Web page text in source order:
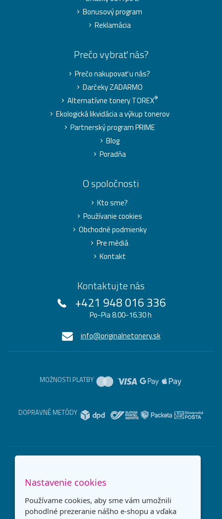
Bonusový program
Reklamácia
Prečo vybrať nás?
Prečo nakupovať u nás?
Darčeky ZADARMO
Alternatívne tonery TOREX®
Ekologická likvidácia a výkup tonerov
Partnerský program PRIME
Blog
Poradňa
O spoločnosti
Kto sme?
Používanie cookies
Obchodné podmienky
Pre médiá
Kontakt
Kontaktujte nás
+421 948 016 336
Po-Pia 8.00-16.30 h
info@originalnetonery.sk
MOŽNOSTI PLATBY
DOPRAVNÉ METÓDY
Nastavenie cookies
Používame cookies, aby sme vám umožnili
pohodlné prezeranie nášho e-shopu a vďaka